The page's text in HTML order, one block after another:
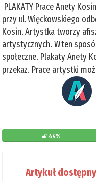
PLAKATY Prace Anety
przy ul. Więckowskiego
Kosin. Artystka tworzy
artystycznych. W ten
społeczne. Plakaty Anety
przekaz. Prace artystki
44%
Artykuł